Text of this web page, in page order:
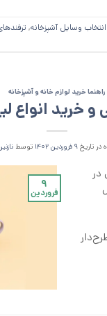
انتخاب وسایل آشپزخانه,
راهنما خرید لوازم خانه و آشپزخانه
و خرید انواع
تاریخ ۹ فروردین ۱۴۰۲ توسط
۹
فروردین
در